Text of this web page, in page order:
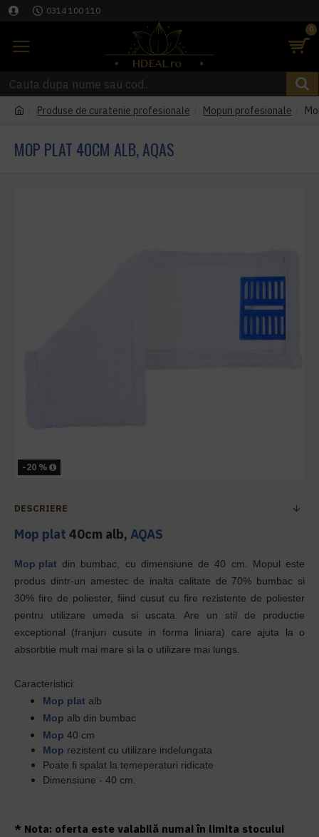
0314 100 110
0
Produse de curatenie profesionale Mopuri profesionale
MOP PLAT 40CM ALB, AQAS
-20 %
DESCRIERE
Mop plat 40cm alb, AQAS
Mop plat din bumbac, cu dimensiune de 40 cm. Mopul este
produs dintr-un amestec de inalta calitate de 70% bumbac si
30% fire de poliester, fiind cusut cu fire rezistente de poliester
pentru utilizare umeda si uscata. Are un stil de productie
exceptional (franjuri cusute in forma liniara) care ajuta la o
absorbtie mult mai mare si la o utilizare mai lungs.
Caracteristici:
Mop plat alb
Mop alb din bumbac
Mop 40 cm
Mop rezistent cu utilizare indelungata
Poate fi spalat la temeperaturi ridicate
Dimensiune - 40 cm.
* Nota: oferta este valabilă numai în limita stocului